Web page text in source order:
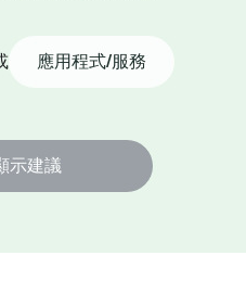
應用程式/服務
示建議